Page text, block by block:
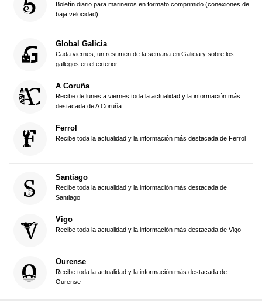
Boletín diario para marineros en formato comprimido (conexiones de
baja velocidad)
Global Galicia
Cada viernes, un resumen de la semana en Galicia y sobre los
gallegos en el exterior
A Coruña
Recibe de lunes a viernes toda la actualidad y la información más
destacada de A Coruña
Ferrol
Recibe toda la actualidad y la información más destacada de Ferrol
Santiago
Recibe toda la actualidad y la información más destacada de
Santiago
Vigo
Recibe toda la actualidad y la información más destacada de Vigo
Ourense
Recibe toda la actualidad y la información más destacada de
Ourense